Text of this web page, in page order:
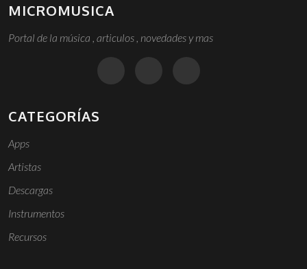
MICROMUSICA
Portal de la música , articulos , novedades y mas
CATEGORÍAS
Apps
Artistas
Descargas
Instrumentos
Recursos